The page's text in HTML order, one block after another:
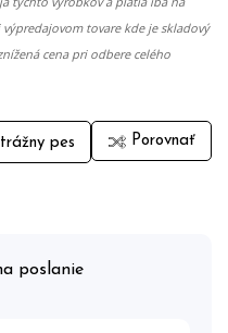
tovare kde je skladový
cena pri odbere celého
pes Porovnať
poslanie